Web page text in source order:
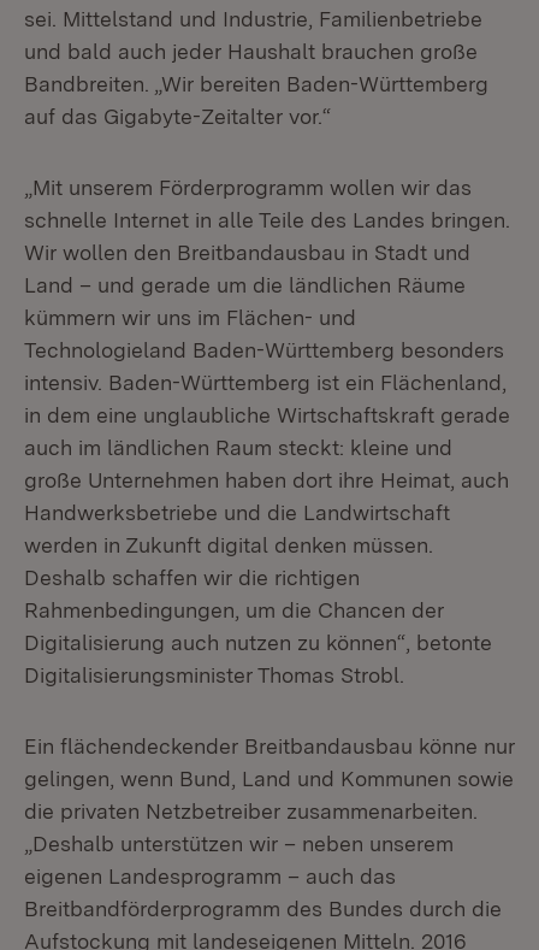
sei. Mittelstand und Industrie, Familienbetriebe
und bald auch jeder Haushalt brauchen große
Bandbreiten. „Wir bereiten Baden-Württemberg
auf das Gigabyte-Zeitalter vor.“
„Mit unserem Förderprogramm wollen wir das
schnelle Internet in alle Teile des Landes bringen.
Wir wollen den Breitbandausbau in Stadt und
Land – und gerade um die ländlichen Räume
kümmern wir uns im Flächen- und
Technologieland Baden-Württemberg besonders
intensiv. Baden-Württemberg ist ein Flächenland,
in dem eine unglaubliche Wirtschaftskraft gerade
auch im ländlichen Raum steckt: kleine und
große Unternehmen haben dort ihre Heimat, auch
Handwerksbetriebe und die Landwirtschaft
werden in Zukunft digital denken müssen.
Deshalb schaffen wir die richtigen
Rahmenbedingungen, um die Chancen der
Digitalisierung auch nutzen zu können“, betonte
Digitalisierungsminister Thomas Strobl.
Ein flächendeckender Breitbandausbau könne nur
gelingen, wenn Bund, Land und Kommunen sowie
die privaten Netzbetreiber zusammenarbeiten.
„Deshalb unterstützen wir – neben unserem
eigenen Landesprogramm – auch das
Breitbandförderprogramm des Bundes durch die
Aufstockung mit landeseigenen Mitteln. 2016